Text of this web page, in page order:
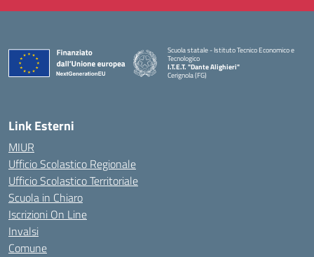
Scuola statale - Istituto Tecnico Economico e
Tecnologico
I.T.E.T. "Dante Alighieri"
Cerignola (FG)
— Visita la pagina iniziale della scuola
Link Esterni
MIUR
Ufficio Scolastico Regionale
Ufficio Scolastico Territoriale
Scuola in Chiaro
Iscrizioni On Line
Invalsi
Comune